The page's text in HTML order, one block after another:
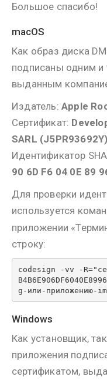
Большое спасибо!
macOS
Как образ диска
подписаны одним и
выданным
Издатель: Apple
Сертификат:
SARL (J5PR93692Y)
Идентификатор
90 6D F6 04 0E 89
Для проверки
используется
приложении
строку:
codesign -vv -
Windows
Как установщик,
приложения
сертификатом,